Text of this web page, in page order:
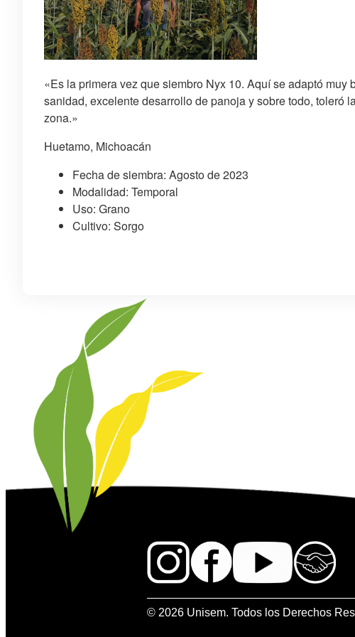
«Es la primera vez que siembro Nyx 10. Aquí se adaptó muy
sanidad, excelente desarrollo de panoja y sobre todo, toleró
zona.»
Huetamo, Michoacán
Fecha de siembra: Agosto de 2023
Modalidad: Temporal
Uso: Grano
Cultivo: Sorgo
© 2026 Unisem. Todos los Derechos